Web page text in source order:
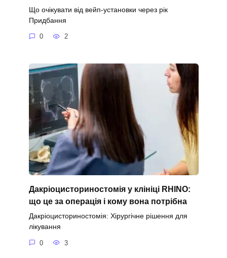
Що очікувати від вейп-установки через рік
Придбання
0 2
Дакріоцисториностомія у клініці RHINO:
що це за операція і кому вона потрібна
Дакріоцисториностомія: Хірургічне рішення для
лікування
0 3